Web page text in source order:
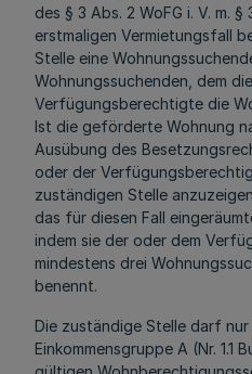
des § 3 Abs. 2 WoFG i. V. m. §
erstmaligen Vermietungsfall
Stelle eine
Wohnungssuchenden, dem
Verfügungsberechtigte die
Ist die geförderte Wohnung
Ausübung des
oder der
zuständigen Stelle
das für diesen Fall
indem sie der oder dem
mindestens drei
benennt.
Die zuständige Stelle darf
Einkommensgruppe A (Nr. 1.1